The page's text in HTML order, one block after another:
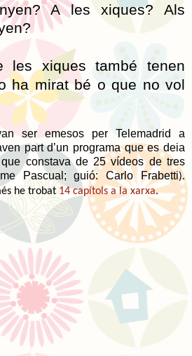
A les xiques? Als
les xiques també tenen
ha mirat bé o que no vol
ser emesos per Telemadrid a
part d’un programa que es deia
que constava de 25 vídeos de tres
Pascual; guió: Carlo Frabetti).
he trobat14 capítols a la xarxa.